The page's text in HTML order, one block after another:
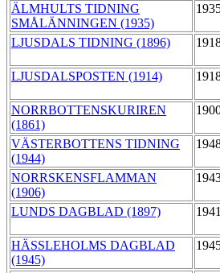
ÄLMHULTS TIDNING
SMÅLÄNNINGEN (1935)
LJUSDALS TIDNING (1896)
LJUSDALSPOSTEN (1914)
NORRBOTTENSKURIREN
(1861)
VÄSTERBOTTENS TIDNING
(1944)
NORRSKENSFLAMMAN
(1906)
LUNDS DAGBLAD (1897)
HÄSSLEHOLMS DAGBLAD
(1945)